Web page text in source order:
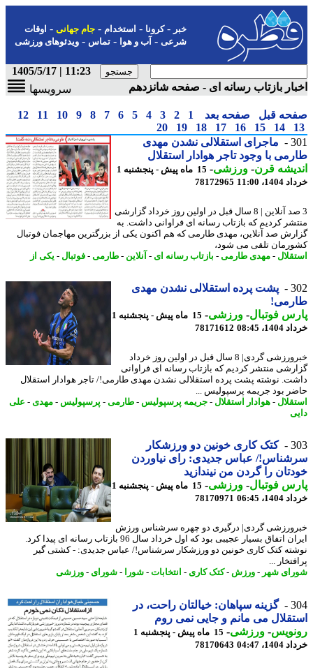
-کرونا-استخدام- جام جهانی-اوقات
شرعی-آب و هوا-تماس-ویدئوهای ورزشی
11:23 | 1405/5/17
بازتاب رسانه ای - صفحه شانزدهم
سرویسها
قبل صفحه بعد 1
2
3
4
5
6
7
8
9
10
11
12
14
15
16
17
18
19
20
ماجرای استقلالی نشدن مهدی
با وجود تاجر هوادار استقلال
قرن- ورزشی-
15 ماه پیش - پنجشنبه 1
11:00
78172965
3 صد آنلاین | 8 سال قبل در اولین روز خرداد گزارشی
کردیم که بازتاب رسانه ای فراوانی داشت. به
صد آنلاین، مهدی طارمی که هم اکنون یکی از بزرگترین مهاجمان فوتبال
تلقی می شود،
-مهدی طارمی-بازتاب رسانه ای- آنلاین-طارمی-فوتبال-یکی از
پشت پرده استقلالی نشدن مهدی
فوتبال-ورزشی-
15 ماه پیش - پنجشنبه 1
08:45
78171612
خبرورزشی گردی| 8 سال قبل در اولین روز خرداد
منتشر کردیم که بازتاب رسانه ای فراوانی
نوشته پشت پرده استقلالی نشدن مهدی طارمی!/ تاجر هوادار استقلال
بود جریمه پرسپولیس ...
-هوادار استقلال-جریمه پرسپولیس-طارمی-پرسپولیس-مهدی-علی
کتک کاری خونین دو ورزشکار
عباس جدیدی: رای نیاوردن
را گردن من نیندازید
فوتبال-ورزشی-
15 ماه پیش - پنجشنبه 1
06:45
78170971
گردی| درگیری دو چهره سرشناس ورزش
ایران اتفاق بسیار عجیبی بود که اول خرداد سال 96 بازتاب رسانه ای پیدا کرد.
کتک کاری خونین دو ورزشکار سرشناس!/ عباس جدیدی: - کشتی گیر
...
شهر -ورزش -کتک کاری- انتخابات-شورا-شورای- ورزشی
گزینه سپاهان: خیالتان راحت، در
می مانم و جایی نمی روم
-ورزشی-
15 ماه پیش - پنجشنبه 1
04:47
78170643